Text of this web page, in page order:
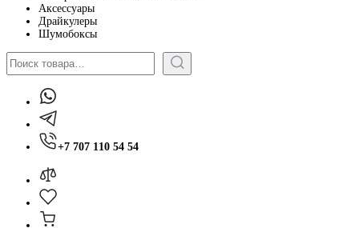
Аксессуары
Драйкулеры
Шумобоксы
Поиск
+7 707 110 54 54